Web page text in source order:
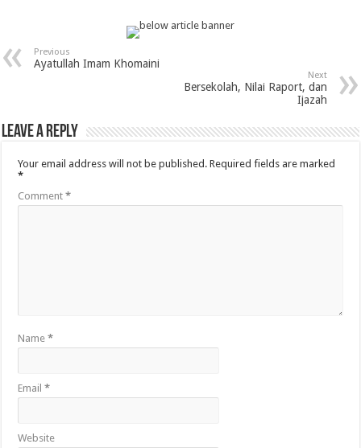
Previous
Ayatullah Imam Khomaini
Next
Bersekolah, Nilai Raport, dan
Ijazah
Leave a Reply
Your email address will not be published. Required fields are marked
*
Comment*
Name*
Email*
Website